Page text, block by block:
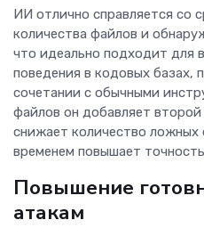
ИИ отлично справляется со
количества файлов и
что идеально подходит для
поведения в кодовых базах,
сочетании с обычными
файлов он добавляет
снижает количество ложных
временем повышает
Повышение
атакам